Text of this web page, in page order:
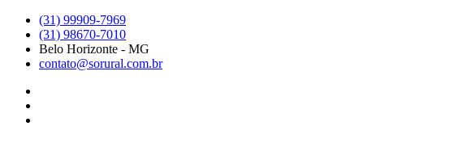
para
conteúdo
(31) 99909-7969
(31) 98670-7010
Belo Horizonte - MG
contato@sorural.com.br